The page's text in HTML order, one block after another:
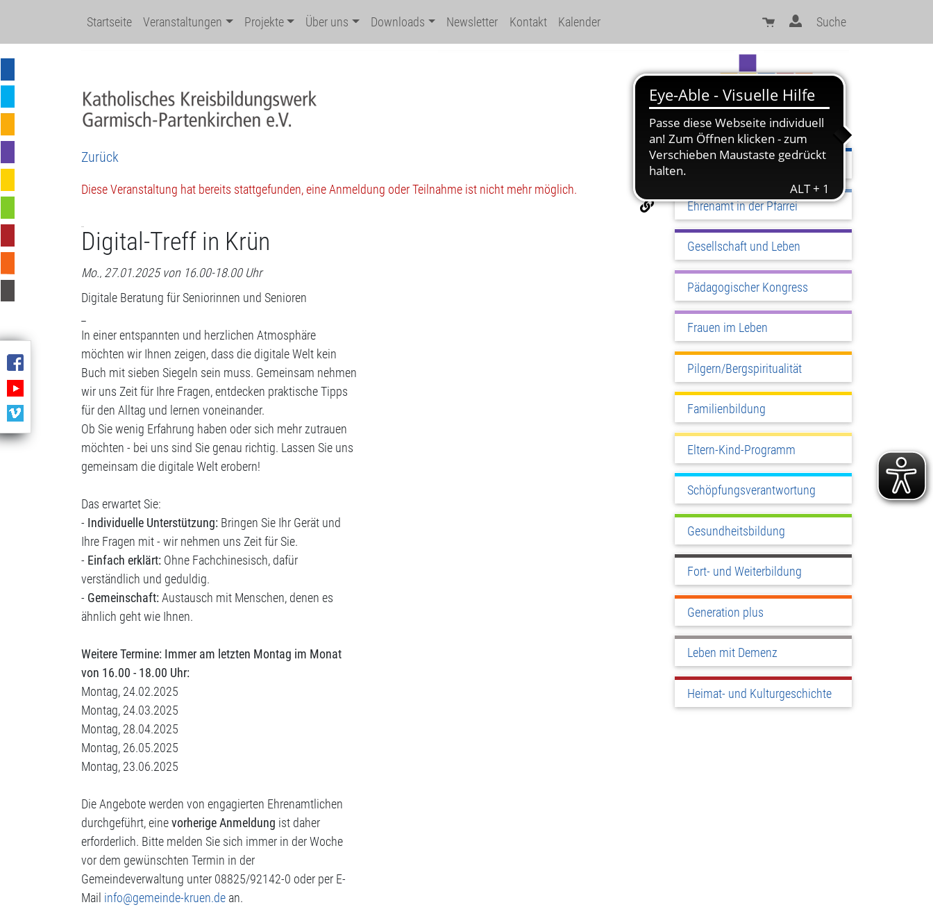
Startseite Veranstaltungen Projekte Über uns Downloads Newsletter Kontakt Kalender Suche
Zurück
Diese Veranstaltung hat bereits stattgefunden, eine Anmeldung oder Teilnahme ist nicht mehr möglich.
Digital-Treff in Krün
Mo., 27.01.2025 von 16.00-18.00 Uhr
Digitale Beratung für Seniorinnen und Senioren
In einer entspannten und herzlichen Atmosphäre
möchten wir Ihnen zeigen, dass die digitale Welt kein
Buch mit sieben Siegeln sein muss. Gemeinsam nehmen
wir uns Zeit für Ihre Fragen, entdecken praktische Tipps
für den Alltag und lernen voneinander.
Ob Sie wenig Erfahrung haben oder sich mehr zutrauen
möchten - bei uns sind Sie genau richtig. Lassen Sie uns
gemeinsam die digitale Welt erobern!
Das erwartet Sie:
- Individuelle Unterstützung: Bringen Sie Ihr Gerät und
Ihre Fragen mit - wir nehmen uns Zeit für Sie.
- Einfach erklärt: Ohne Fachchinesisch, dafür
verständlich und geduldig.
- Gemeinschaft:Austausch mit Menschen, denen es
ähnlich geht wie Ihnen.
Weitere Termine: Immer am letzten Montag im Monat
von 16.00 - 18.00 Uhr:
Montag, 24.02.2025
Montag, 24.03.2025
Montag, 28.04.2025
Montag, 26.05.2025
Montag, 23.06.2025
Die Angebote werden von engagierten Ehrenamtlichen
durchgeführt, einevorherige Anmeldung ist daher
erforderlich. Bitte melden Sie sich immer in der Woche
vor dem gewünschten Termin in der
Gemeindeverwaltung unter 08825/92142-0 oder per E-
Mail info@gemeinde-kruen.de an.
Sinn und Orientierung
Ehrenamt in der Pfarrei
Gesellschaft und Leben
Pädagogischer Kongress
Frauen im Leben
Pilgern/Bergspiritualität
Familienbildung
Eltern-Kind-Programm
Schöpfungsverantwortung
Gesundheitsbildung
Fort- und Weiterbildung
Generation plus
Leben mit Demenz
Heimat- und Kulturgeschichte